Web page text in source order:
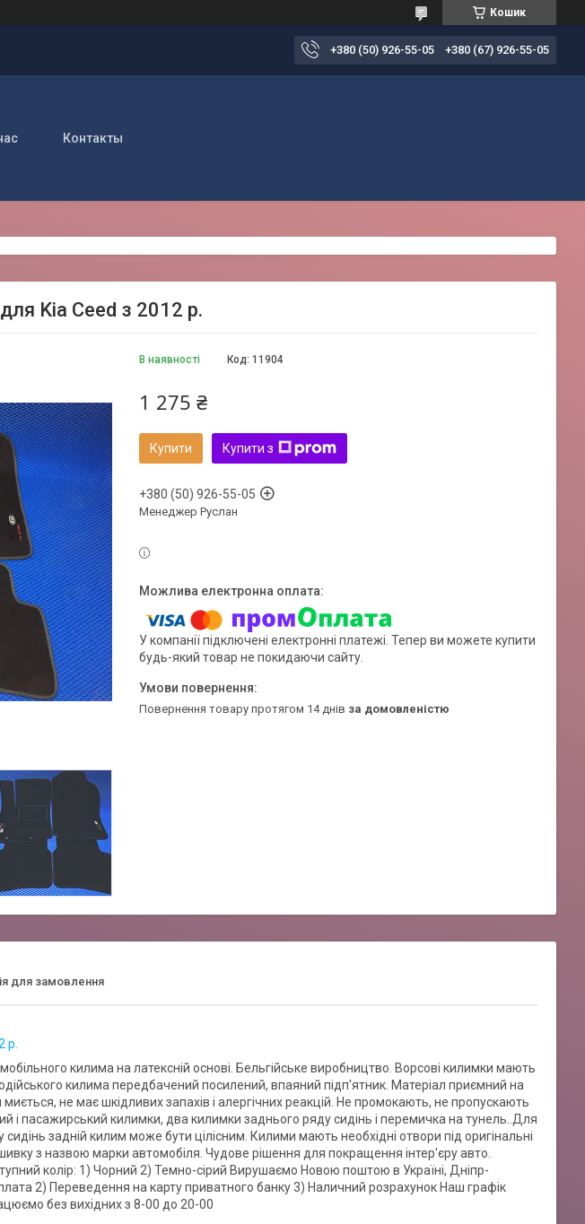
Кошик
+380 (50) 926-55-05 +380 (67) 926-55-05
Контакты
Kia Ceed з 2012 р.
В наявності Код: 11904
1 275 ₴
Купити Купити з
+380 (50) 926-55-05
Менеджер Руслан
У компанії підключені електронні платежі. Тепер ви можете купити
будь-який товар не покидаючи сайту.
повернення товару протягом 14 днів за домовленістю
для замовлення
р.
килима на латексній основі. Бельгійське виробництво. Ворсові килимки мають
килима передбачений посилений, впаяний підп'ятник. Матеріал приємний на
не має шкідливих запахів і алергічних реакцій. Не промокають, не пропускають
і пасажирський килимки, два килимки заднього ряду сидінь і перемичка на тунель..Для
задній килим може бути цілісним. Килими мають необхідні отвори під оригінальні
з назвою марки автомобіля. Чудове рішення для покращення інтер'єру авто.
колір: 1) Чорний 2) Темно-сірий Вирушаємо Новою поштою в Україні, Дніпр-
2) Переведення на карту приватного банку 3) Наличний розрахунок Наш графік
без вихідних з 8-00 до 20-00